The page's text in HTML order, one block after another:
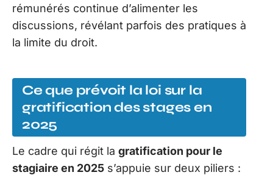
rémunérés continue d’alimenter les
discussions, révélant parfois des pratiques à
la limite du droit.
Ce que prévoit la loi sur la
gratification des stages en
2025
Le cadre qui régit la gratification pour le
stagiaire en 2025 s’appuie sur deux piliers :